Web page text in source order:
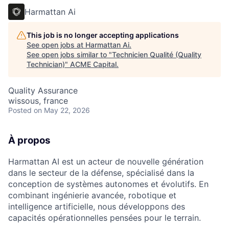
Harmattan Ai
This job is no longer accepting applications
See open jobs at Harmattan Ai.
See open jobs similar to "Technicien Qualité (Quality
Technician)" ACME Capital.
Quality Assurance
wissous, france
Posted on May 22, 2026
À propos
Harmattan AI est un acteur de nouvelle génération
dans le secteur de la défense, spécialisé dans la
conception de systèmes autonomes et évolutifs. En
combinant ingénierie avancée, robotique et
intelligence artificielle, nous développons des
capacités opérationnelles pensées pour le terrain.